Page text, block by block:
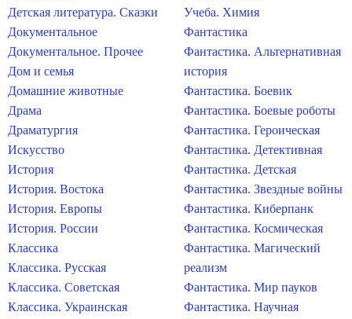
Детская литература. Сказки
Документальное
Документальное. Прочее
Дом и семья
Домашние животные
Драма
Драматургия
Искусство
История
История. Востока
История. Европы
История. России
Классика
Классика. Русская
Классика. Советская
Классика. Украинская
Учеба. Химия
Фантастика
Фантастика. Альтернативная
история
Фантастика. Боевик
Фантастика. Боевые роботы
Фантастика. Героическая
Фантастика. Детективная
Фантастика. Детская
Фантастика. Звездные войны
Фантастика. Киберпанк
Фантастика. Космическая
Фантастика. Магический
реализм
Фантастика. Мир пауков
Фантастика. Научная